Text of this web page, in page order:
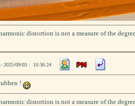
distortion is not a measure of the
- 2025/09/03 : 10:36:24
!
distortion is not a measure of the